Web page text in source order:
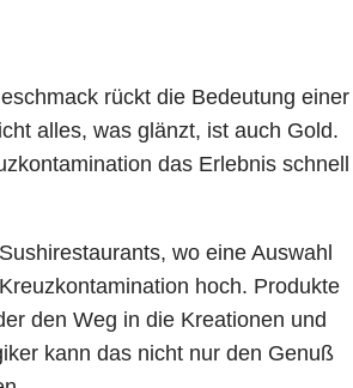
rückt die Bedeutung einer
alles, was glänzt, ist auch Gold.
das Erlebnis schnell
wo eine Auswahl
hoch. Produkte
den Weg in die Kreationen und
kann das nicht nur den Genuß